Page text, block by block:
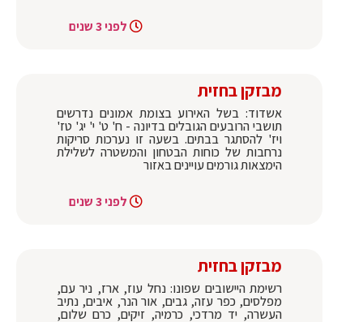
לפני 3 שנים
מבזקן בחזית
אשדוד: בשל האירוע בצומת אמונים נדרשים
תושבי הרובעים הגובלים בדיונה - ח' ט' י' יג' טז'
ויז' להסתגר בבתים. בשעה זו נערכות סריקות
נרחבות של כוחות הבטחון והמשטרה לשלילת
הימצאות גורמים עויינים באזור
לפני 3 שנים
מבזקן בחזית
רשימת היישובים שפונו: נחל עוז, ארז, ניר עם,
מפלסים, כפר עזה, גבים, אור הנר, איבים, נתיב
העשרה, יד מרדכי, כרמיה, זיקים, כרם שלום,